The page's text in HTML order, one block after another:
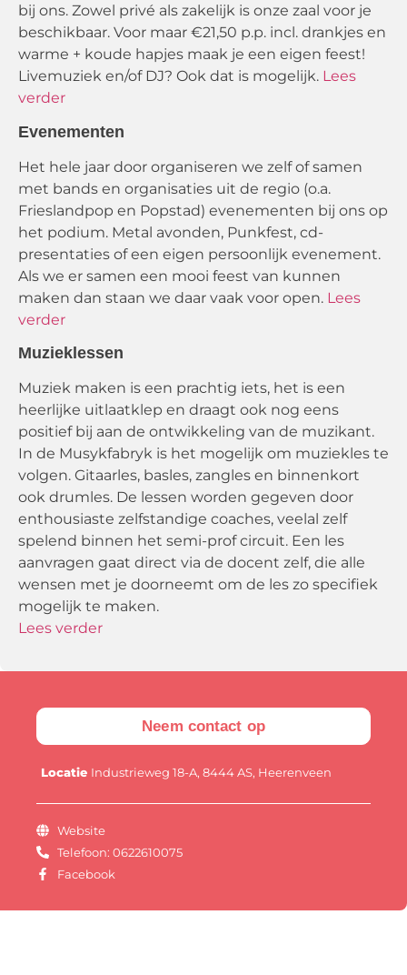
bij ons. Zowel privé als zakelijk is onze zaal voor je
beschikbaar. Voor maar €21,50 p.p. incl. drankjes en
warme + koude hapjes maak je een eigen feest!
Livemuziek en/of DJ? Ook dat is mogelijk. Lees
verder
Evenementen
Het hele jaar door organiseren we zelf of samen
met bands en organisaties uit de regio (o.a.
Frieslandpop en Popstad) evenementen bij ons op
het podium. Metal avonden, Punkfest, cd-
presentaties of een eigen persoonlijk evenement.
Als we er samen een mooi feest van kunnen
maken dan staan we daar vaak voor open. Lees
verder
Muzieklessen
Muziek maken is een prachtig iets, het is een
heerlijke uitlaatklep en draagt ook nog eens
positief bij aan de ontwikkeling van de muzikant.
In de Musykfabryk is het mogelijk om muziekles te
volgen. Gitaarles, basles, zangles en binnenkort
ook drumles. De lessen worden gegeven door
enthousiaste zelfstandige coaches, veelal zelf
spelend binnen het semi-prof circuit. Een les
aanvragen gaat direct via de docent zelf, die alle
wensen met je doorneemt om de les zo specifiek
mogelijk te maken.
Lees verder
Neem contact op
Locatie Industrieweg 18-A, 8444 AS, Heerenveen
Website
Telefoon: 0622610075
Facebook